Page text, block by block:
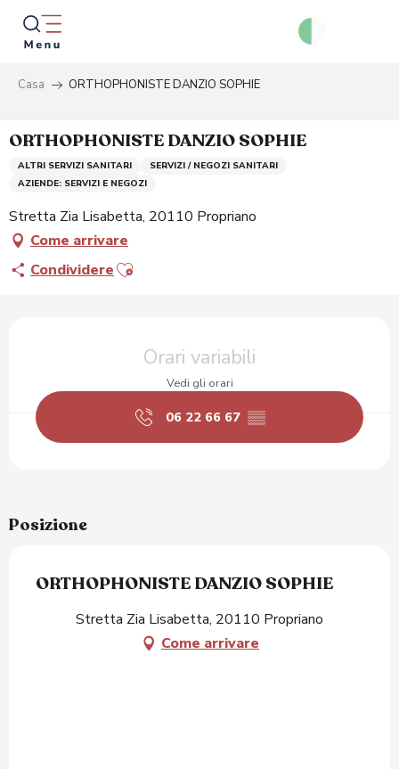
Aller
contenu
principal
Casa ORTHOPHONISTE DANZIO SOPHIE
ORTHOPHONISTE DANZIO SOPHIE
ALTRI SERVIZI SANITARI
SERVIZI / NEGOZI SANITARI
AZIENDE: SERVIZI E NEGOZI
Stretta Zia Lisabetta, 20110 Propriano
Come arrivare
CondividereAjouter aux favoris
Orari variabili
Vedi gli orari
06 22 66 67 ▒▒
Posizione
ORTHOPHONISTE DANZIO SOPHIE
Stretta Zia Lisabetta, 20110 Propriano
Come arrivare